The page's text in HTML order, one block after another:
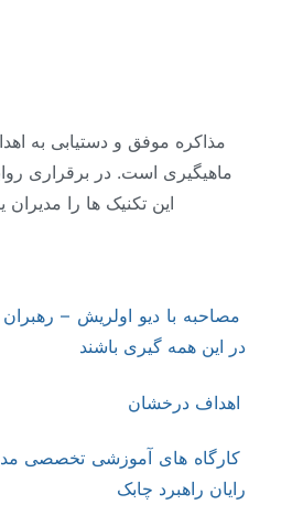
مذاکره موفق و دستیابی به
ماهیگیری است. در برقراری
این تکنیک ها را مدیران
مصاحبه با دیو اولریش –
در این همه گیری باشند
اهداف درخشان
کارگاه های آموزشی تخصصی
رایان راهبرد چابک